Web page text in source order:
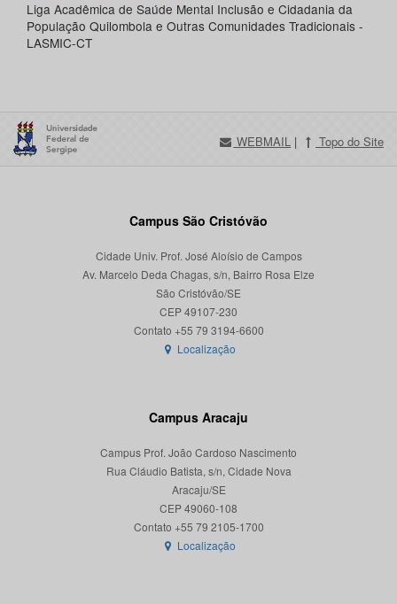
Liga Acadêmica de Saúde Mental Inclusão e Cidadania da
População Quilombola e Outras Comunidades Tradicionais -
LASMIC-CT
WEBMAIL | Topo do Site
Campus São Cristóvão
Cidade Univ. Prof. José Aloísio de Campos
Av. Marcelo Deda Chagas, s/n, Bairro Rosa Elze
São Cristóvão/SE
CEP 49107-230
Localização
Campus Aracaju
Campus Prof. João Cardoso Nascimento
Rua Cláudio Batista, s/n, Cidade Nova
Aracaju/SE
CEP 49060-108
Localização